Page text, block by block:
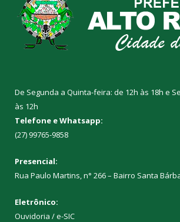
De Segunda a Quinta-feira: de 12h às 18h e
às 12h
Telefone e Whatsapp:
(27) 99765-9858
Presencial:
Rua Paulo Martins, n° 266 – Bairro Santa
Eletrônico:
Ouvidoria /e-SIC